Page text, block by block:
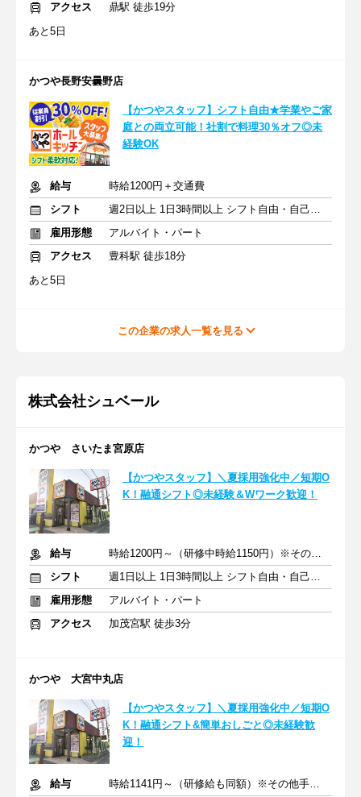
アクセス
鼎駅 徒歩19分
あと5日
かつや長野安曇野店
【かつやスタッフ】シフト自由★学業やご家
庭との両立可能！社割で料理30％オフ◎未
経験OK
給与
時給1200円＋交通費
シフト
週2日以上 1日3時間以上 シフト自由・自己申告
雇用形態
アルバイト・パート
アクセス
豊科駅 徒歩18分
あと5日
この企業の求人一覧を見る
株式会社シュベール
かつや さいたま宮原店
【かつやスタッフ】＼夏採用強化中／短期O
K！融通シフト◎未経験＆Wワーク歓迎！
給与
時給1200円～（研修中時給1150円）※その他手当あり
シフト
週1日以上 1日3時間以上 シフト自由・自己申告
雇用形態
アルバイト・パート
アクセス
加茂宮駅 徒歩3分
かつや 大宮中丸店
【かつやスタッフ】＼夏採用強化中／短期O
K！融通シフト&簡単おしごと◎未経験歓
迎！
給与 時給1141円～（研修給も同額）※その他手当あり